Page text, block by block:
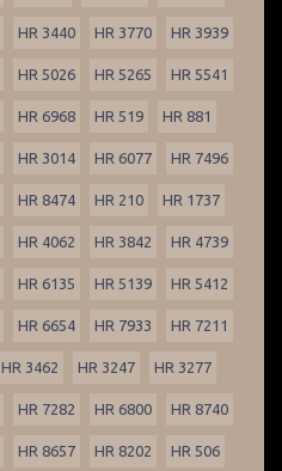
HR 3440 HR 3770 HR 3939
HR 5026 HR 5265 HR 5541
HR 6968 HR 519 HR 881
HR 3014 HR 6077 HR 7496
HR 8474 HR 210 HR 1737
HR 4062 HR 3842 HR 4739
HR 6135 HR 5139 HR 5412
HR 6654 HR 7933 HR 7211
HR 3462 HR 3247 HR 3277
HR 7282 HR 6800 HR 8740
HR 8657 HR 8202 HR 506